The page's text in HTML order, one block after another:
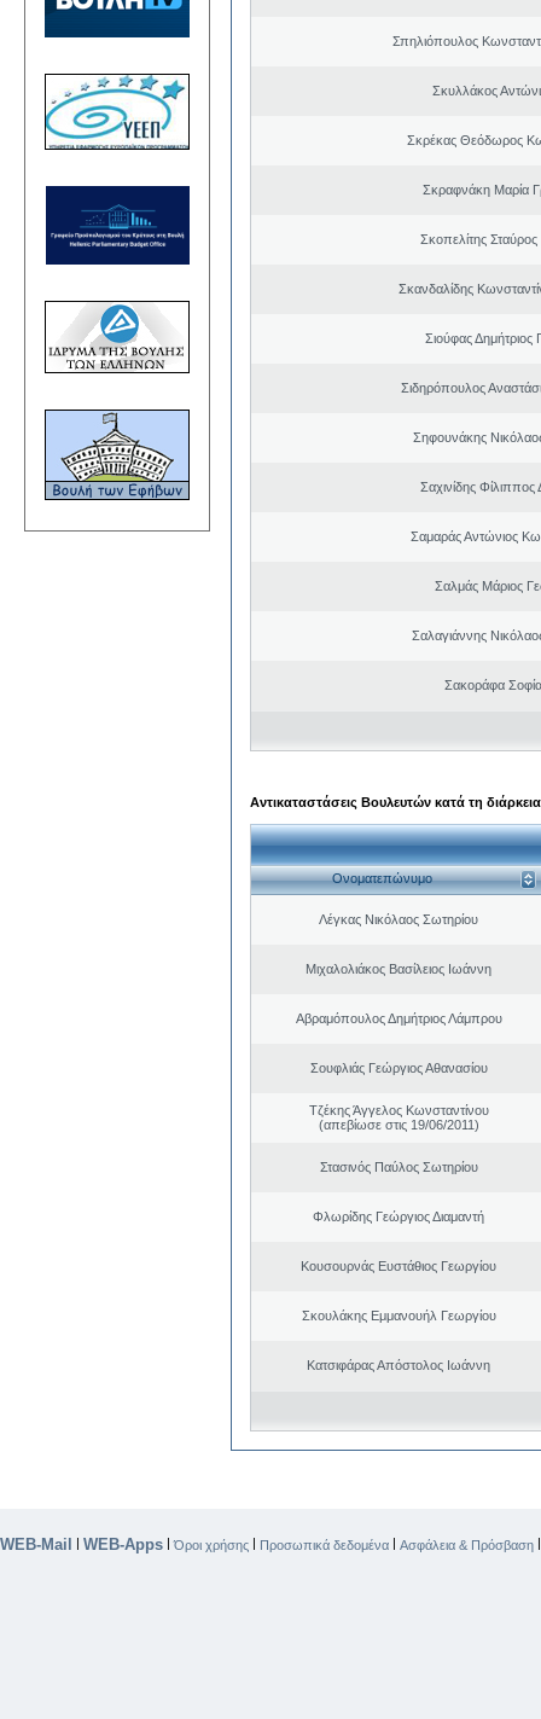
Σπηλιόπουλος
Σκυλλάκος
Σκρέκας Θεόδωρος
Σκραφνάκη Μαρία
Σκοπελίτης
Σκανδαλίδης
Σιούφας Δημήτριος
Σιδηρόπουλος
Σηφουνάκης
Σαχινίδης Φίλιππος
Σαμαράς Αντώνιος
Σαλμάς Μάριος
Σαλαγιάννης
Σακοράφα
Αντικαταστάσεις Βουλευτών κατά τη
Ονοματεπώνυμο
Λέγκας Νικόλαος Σωτηρίου
Μιχαλολιάκος Βασίλειος Ιωάννη
Αβραμόπουλος Δημήτριος Λάμπρου
Σουφλιάς Γεώργιος Αθανασίου
Τζέκης Άγγελος Κωνσταντίνου
(απεβίωσε στις 19/06/2011)
Στασινός Παύλος Σωτηρίου
Φλωρίδης Γεώργιος Διαμαντή
Κουσουρνάς Ευστάθιος Γεωργίου
Σκουλάκης Εμμανουήλ Γεωργίου
Κατσιφάρας Απόστολος Ιωάννη
WEB-Mail | WEB-Apps |Όροι χρήσης | Προσωπικά δεδομένα | Ασφάλεια & Πρόσβαση